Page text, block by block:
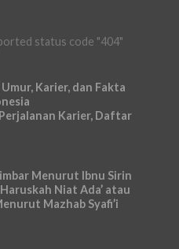
status code "404"
Karier, dan Fakta
Karier, Daftar
Menurut Ibnu Sirin
Niat Ada’ atau
Mazhab Syafi’i